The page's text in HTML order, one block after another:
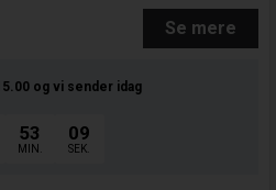
Se mere
og vi sender idag
53
MIN.
08
SEK.